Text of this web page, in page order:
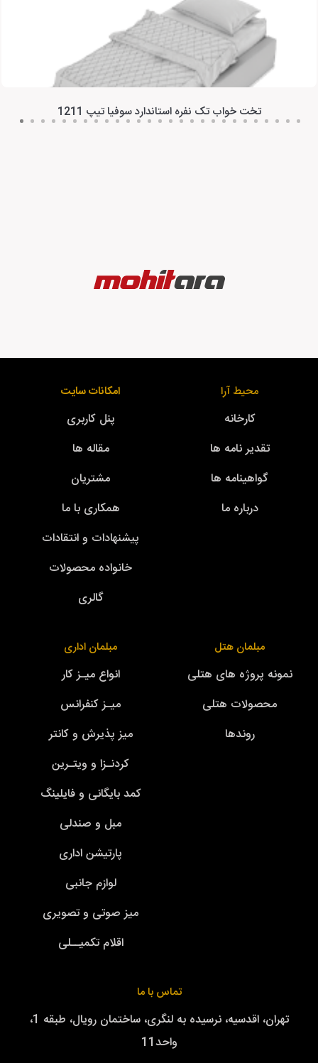
تخت خواب تک نفره استاندارد سوفیا تیپ 1211
محیط آرا
کارخانه
تقدیر نامه ها
گواهینامه ها
درباره ما
امکانات سایت
پنل کاربری
مقاله ها
مشتریان
همکاری با ما
پیشنهادات و انتقادات
خانواده محصولات
گالری
مبلمان هتل
نمونه پروژه های هتلی
محصولات هتلی
روندها
مبلمان اداری
انواع میـز کار
میـز کنفرانس
میز پذیرش و کانتر
کردنـزا و ویتـرین
کمد بایگانی و فایلینگ
مبل و صندلی
پارتیشن اداری
لوازم جانبی
میز صوتی و تصویری
اقلام تکمیــلی
تماس با ما
تهران، اقدسیه، نرسیده به لنگری، ساختمان رویال، طبقه 1،
واحد11